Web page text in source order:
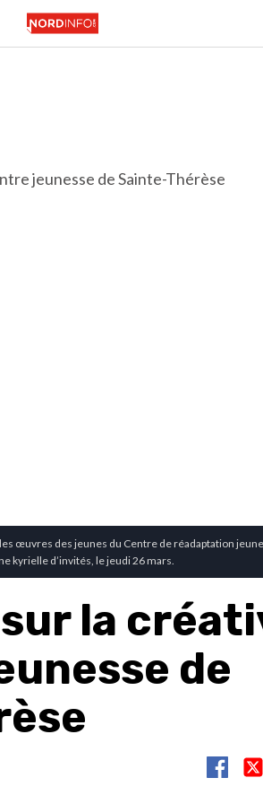
œuvres des jeunes du Centre de réadaptation
kyrielle d’invités, le jeudi 26 mars.
la
de